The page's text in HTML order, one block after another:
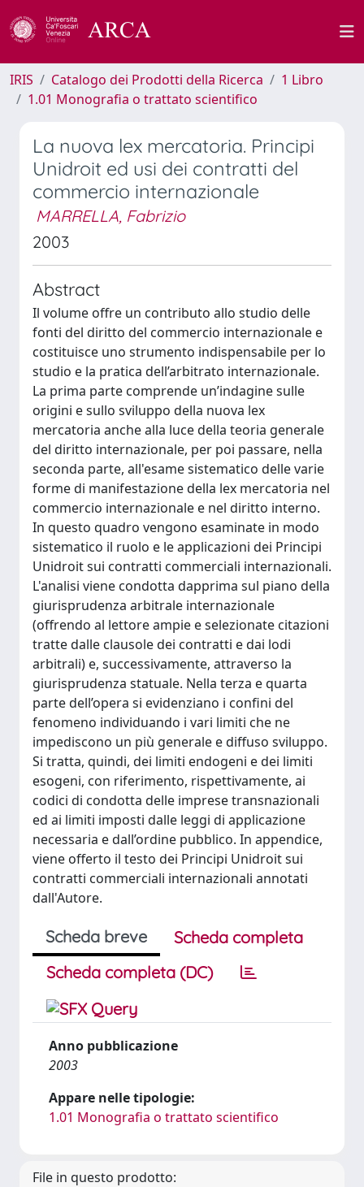
IRIS Catalogo dei Prodotti della Ricerca
1 Libro
1.01 Monografia o trattato scientifico
La nuova lex mercatoria. Principi
Unidroit ed usi dei contratti del
commercio internazionale
MARRELLA, Fabrizio
2003
Abstract
Il volume offre un contributo allo studio delle
fonti del diritto del commercio internazionale e
costituisce uno strumento indispensabile per lo
studio e la pratica dell’arbitrato internazionale.
La prima parte comprende un’indagine sulle
origini e sullo sviluppo della nuova lex
mercatoria anche alla luce della teoria generale
del diritto internazionale, per poi passare, nella
seconda parte, all'esame sistematico delle varie
forme di manifestazione della lex mercatoria nel
commercio internazionale e nel diritto interno.
In questo quadro vengono esaminate in modo
sistematico il ruolo e le applicazioni dei Principi
Unidroit sui contratti commerciali internazionali.
L'analisi viene condotta dapprima sul piano della
giurisprudenza arbitrale internazionale
(offrendo al lettore ampie e selezionate citazioni
tratte dalle clausole dei contratti e dai lodi
arbitrali) e, successivamente, attraverso la
giurisprudenza statuale. Nella terza e quarta
parte dell’opera si evidenziano i confini del
fenomeno individuando i vari limiti che ne
impediscono un più generale e diffuso sviluppo.
Si tratta, quindi, dei limiti endogeni e dei limiti
esogeni, con riferimento, rispettivamente, ai
codici di condotta delle imprese transnazionali
ed ai limiti imposti dalle leggi di applicazione
necessaria e dall’ordine pubblico. In appendice,
viene offerto il testo dei Principi Unidroit sui
contratti commerciali internazionali annotati
dall'Autore.
Scheda breve
Scheda completa
Scheda completa (DC)
Anno pubblicazione
2003
Appare nelle tipologie:
1.01 Monografia o trattato scientifico
File in questo prodotto: